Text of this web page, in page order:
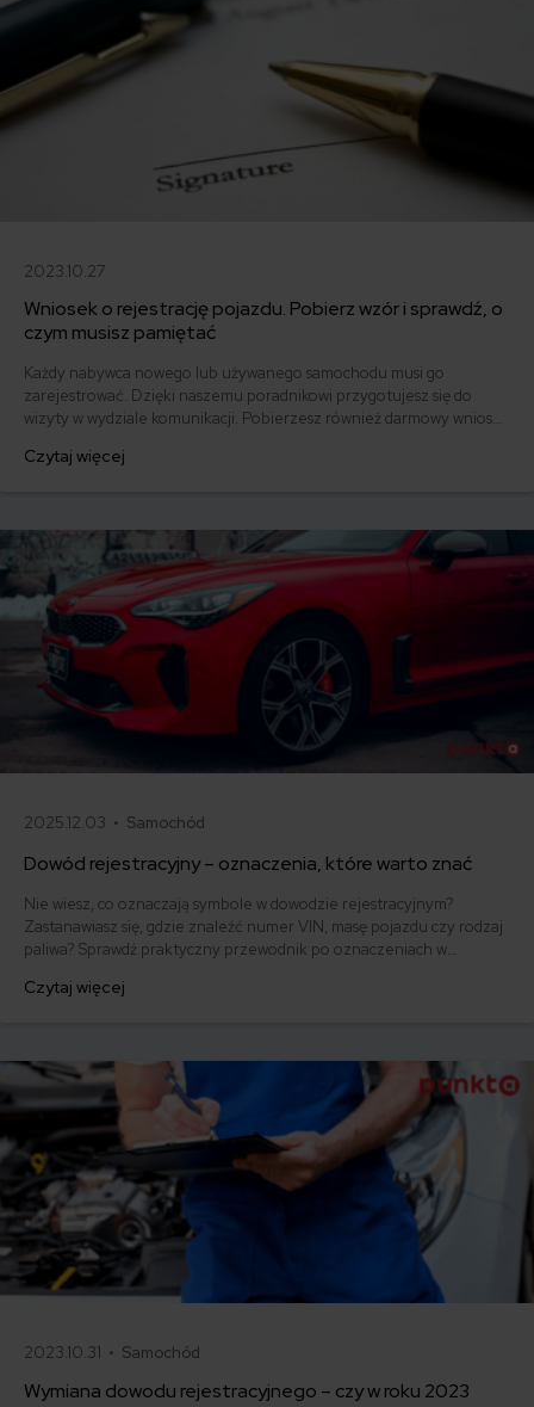
2023.10.27
Wniosek o rejestrację pojazdu. Pobierz wzór i sprawdź, o
czym musisz pamiętać
Każdy nabywca nowego lub używanego samochodu musi go
zarejestrować. Dzięki naszemu poradnikowi przygotujesz się do
wizyty w wydziale komunikacji. Pobierzesz również darmowy wniosek
Poznasz też aktualne formalności i koszt rejestracji samochodu w
Czytaj więcej
2025.12.03 • Samochód
Dowód rejestracyjny – oznaczenia, które warto znać
Nie wiesz, co oznaczają symbole w dowodzie rejestracyjnym?
Zastanawiasz się, gdzie znaleźć numer VIN, masę pojazdu czy rodzaj
paliwa? Sprawdź praktyczny przewodnik po oznaczeniach w
dokument i które informacje mogą przydać się podczas tankowania,
Czytaj więcej
2023.10.31 • Samochód
Wymiana dowodu rejestracyjnego – czy w roku 2023